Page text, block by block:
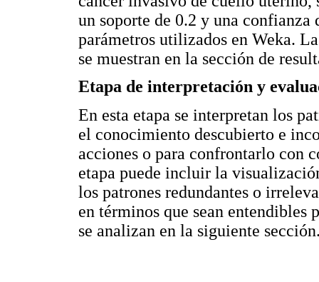
un soporte de 0.2 y una
parámetros utilizados en Weka.
se muestran en la sección de
Etapa de interpretación y
En esta etapa se interpretan los
el conocimiento descubierto e
acciones o para confrontarlo con
etapa puede incluir la
los patrones redundantes o
en términos que sean entendibles
se analizan en la siguiente